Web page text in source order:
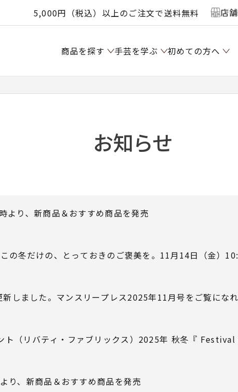
5,000円（税込）以上のご注文で送料無料 店
商品を探す 手芸を学ぶ 初めての方へ
お知らせ
より、新商品＆おすすめ商品を発売
の冬だけの、とっておきのご褒美を。11月14日（金）
しました。マンスリープレス2025年11月号をご覧になれ
ト（リバティ・ファブリックス）2025年 秋冬『
り、新商品＆おすすめ商品を発売